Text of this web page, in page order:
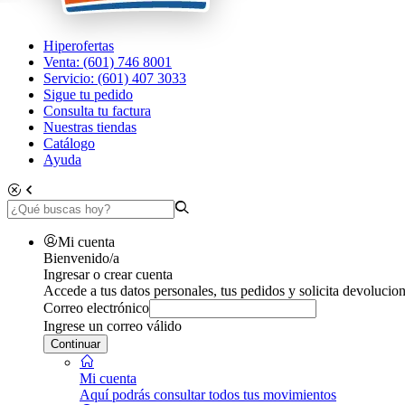
Hiperofertas
Venta: (601) 746 8001
Servicio: (601) 407 3033
Sigue tu pedido
Consulta tu factura
Nuestras tiendas
Catálogo
Ayuda
Mi cuenta
Bienvenido/a
Ingresar o crear cuenta
Accede a tus datos personales, tus pedidos y solicita
Correo electrónico
Ingrese un correo válido
Continuar
Mi cuenta
Aquí podrás consultar todos tus movimientos